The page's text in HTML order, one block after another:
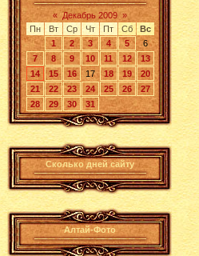
« Декабрь 2009 »
Пн
Вт Ср Чт Пт Сб
Вс
1
2 3 4 5
6
7
8 9 10 11 12
13
14
15 16 17 18 19
20
21
22 23 24 25 26
27
28
29 30 31
Сколько дней сайту
Алтай-Фото